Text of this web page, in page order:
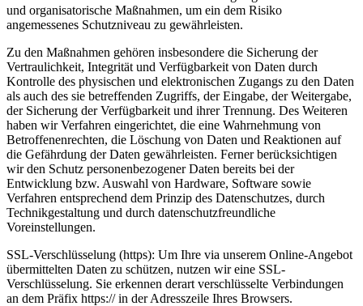
und organisatorische Maßnahmen, um ein dem Risiko
angemessenes Schutzniveau zu gewährleisten.
Zu den Maßnahmen gehören insbesondere die Sicherung der
Vertraulichkeit, Integrität und Verfügbarkeit von Daten durch
Kontrolle des physischen und elektronischen Zugangs zu den Daten
als auch des sie betreffenden Zugriffs, der Eingabe, der Weitergabe,
der Sicherung der Verfügbarkeit und ihrer Trennung. Des Weiteren
haben wir Verfahren eingerichtet, die eine Wahrnehmung von
Betroffenenrechten, die Löschung von Daten und Reaktionen auf
die Gefährdung der Daten gewährleisten. Ferner berücksichtigen
wir den Schutz personenbezogener Daten bereits bei der
Entwicklung bzw. Auswahl von Hardware, Software sowie
Verfahren entsprechend dem Prinzip des Datenschutzes, durch
Technikgestaltung und durch datenschutzfreundliche
Voreinstellungen.
SSL-Verschlüsselung (https): Um Ihre via unserem Online-Angebot
übermittelten Daten zu schützen, nutzen wir eine SSL-
Verschlüsselung. Sie erkennen derart verschlüsselte Verbindungen
an dem Präfix https:// in der Adresszeile Ihres Browsers.